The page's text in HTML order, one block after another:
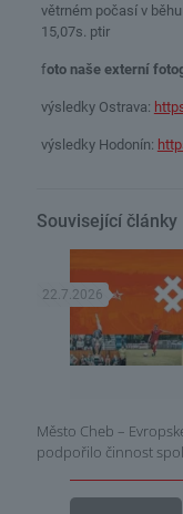
větrném počasí v
15,07s. ptir
foto naše externí
výsledky Ostrava:
výsledky Hodonín:
Související články
22.7.2026
Město Cheb –
podpořilo činnost